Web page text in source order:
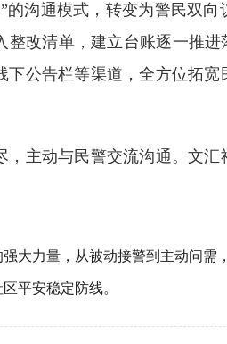
通模式，转变为警民双向
改清单，建立台账逐一推
公告栏等渠道，全方位拓
动与民警交流沟通。文汇
力量，从被动接警到主动问需
平安稳定防线。